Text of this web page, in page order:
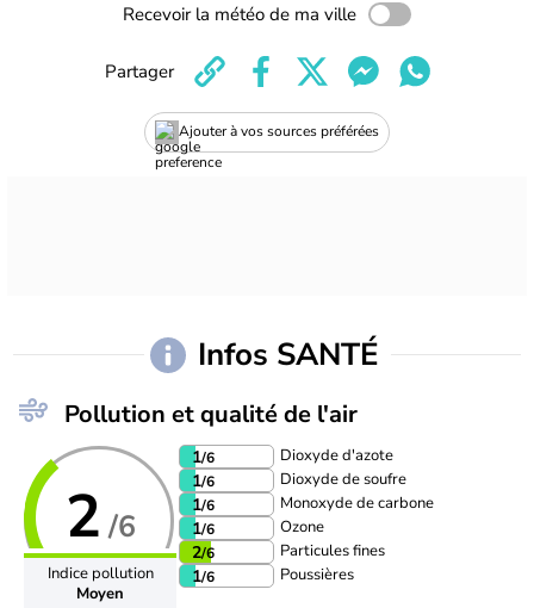
Recevoir la météo de ma ville
Ajouter à vos sources préférées
Partager
Infos SANTÉ
Pollution et qualité de l'air
2 /6
Indice pollution
Moyen
1/6 Dioxyde d'azote
1/6 Dioxyde de soufre
1/6 Monoxyde de carbone
1/6 Ozone
2/6 Particules fines
1/6 Poussières